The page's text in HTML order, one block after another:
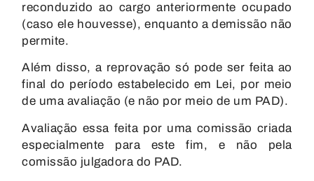
reconduzido ao cargo anteriormente ocupado
(caso ele houvesse), enquanto a demissão não
permite.
Além disso, a reprovação só pode ser feita ao
final do período estabelecido em Lei, por meio
de uma avaliação (e não por meio de um PAD).
Avaliação essa feita por uma comissão criada
especialmente para este fim, e não pela
comissão julgadora do PAD.